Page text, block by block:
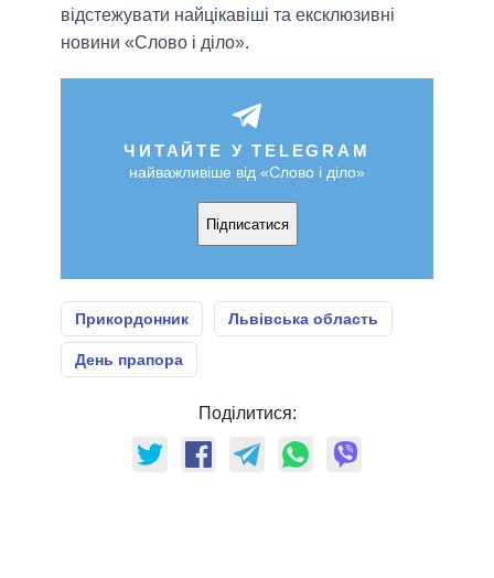
відстежувати найцікавіші та ексклюзивні
новини «Слово і діло».
ЧИТАЙТЕ У TELEGRAM
найважливіше від «Слово і діло»
Підписатися
Прикордонник Львівська область
День прапора
Поділитися: